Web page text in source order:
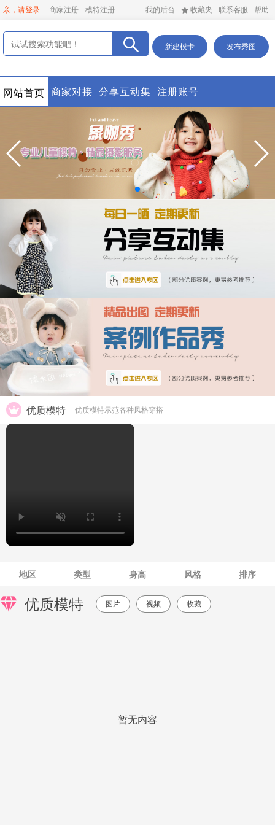
亲，请登录 商家注册 模特注册 我的后台 收藏夹 联系客服 帮助
新建模卡 发布秀图
网站首页 商家对接 分享互动集 注册账号
优质模特 优质模特示范各种风格穿搭
地区 类型 身高 风格 排序
优质模特 图片 视频 收藏
暂无内容